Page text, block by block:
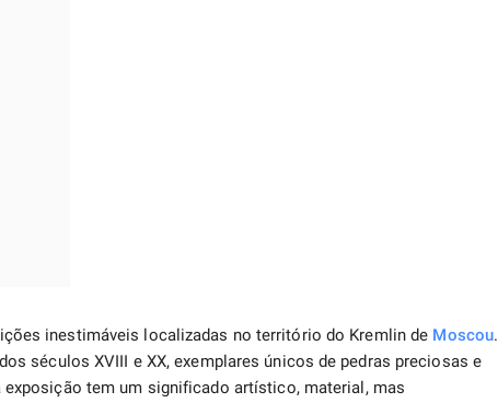
inestimáveis ​​localizadas no território do Kremlin de Moscou.
séculos XVIII e XX, exemplares únicos de pedras preciosas e
tem um significado artístico, material, mas